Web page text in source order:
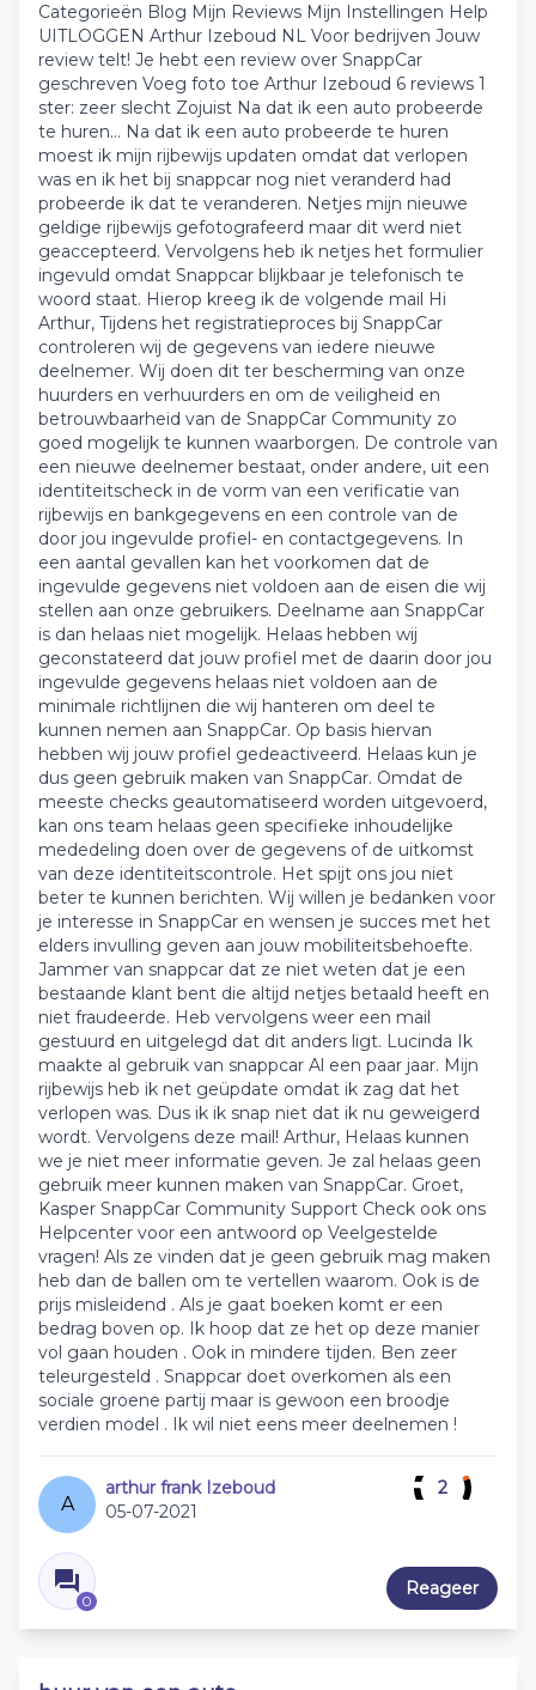
Categorieën Blog Mijn Reviews Mijn Instellingen Help
UITLOGGEN Arthur Izeboud NL Voor bedrijven Jouw
review telt! Je hebt een review over SnappCar
geschreven Voeg foto toe Arthur Izeboud 6 reviews 1
ster: zeer slecht Zojuist Na dat ik een auto probeerde
te huren… Na dat ik een auto probeerde te huren
moest ik mijn rijbewijs updaten omdat dat verlopen
was en ik het bij snappcar nog niet veranderd had
probeerde ik dat te veranderen. Netjes mijn nieuwe
geldige rijbewijs gefotografeerd maar dit werd niet
geaccepteerd. Vervolgens heb ik netjes het formulier
ingevuld omdat Snappcar blijkbaar je telefonisch te
woord staat. Hierop kreeg ik de volgende mail Hi
Arthur, Tijdens het registratieproces bij SnappCar
controleren wij de gegevens van iedere nieuwe
deelnemer. Wij doen dit ter bescherming van onze
huurders en verhuurders en om de veiligheid en
betrouwbaarheid van de SnappCar Community zo
goed mogelijk te kunnen waarborgen. De controle van
een nieuwe deelnemer bestaat, onder andere, uit een
identiteitscheck in de vorm van een verificatie van
rijbewijs en bankgegevens en een controle van de
door jou ingevulde profiel- en contactgegevens. In
een aantal gevallen kan het voorkomen dat de
ingevulde gegevens niet voldoen aan de eisen die wij
stellen aan onze gebruikers. Deelname aan SnappCar
is dan helaas niet mogelijk. Helaas hebben wij
geconstateerd dat jouw profiel met de daarin door jou
ingevulde gegevens helaas niet voldoen aan de
minimale richtlijnen die wij hanteren om deel te
kunnen nemen aan SnappCar. Op basis hiervan
hebben wij jouw profiel gedeactiveerd. Helaas kun je
dus geen gebruik maken van SnappCar. Omdat de
meeste checks geautomatiseerd worden uitgevoerd,
kan ons team helaas geen specifieke inhoudelijke
mededeling doen over de gegevens of de uitkomst
van deze identiteitscontrole. Het spijt ons jou niet
beter te kunnen berichten. Wij willen je bedanken voor
je interesse in SnappCar en wensen je succes met het
elders invulling geven aan jouw mobiliteitsbehoefte.
Jammer van snappcar dat ze niet weten dat je een
bestaande klant bent die altijd netjes betaald heeft en
niet fraudeerde. Heb vervolgens weer een mail
gestuurd en uitgelegd dat dit anders ligt. Lucinda Ik
maakte al gebruik van snappcar Al een paar jaar. Mijn
rijbewijs heb ik net geüpdate omdat ik zag dat het
verlopen was. Dus ik ik snap niet dat ik nu geweigerd
wordt. Vervolgens deze mail! Arthur, Helaas kunnen
we je niet meer informatie geven. Je zal helaas geen
gebruik meer kunnen maken van SnappCar. Groet,
Kasper SnappCar Community Support Check ook ons
Helpcenter voor een antwoord op Veelgestelde
vragen! Als ze vinden dat je geen gebruik mag maken
heb dan de ballen om te vertellen waarom. Ook is de
prijs misleidend . Als je gaat boeken komt er een
bedrag boven op. Ik hoop dat ze het op deze manier
vol gaan houden . Ook in mindere tijden. Ben zeer
teleurgesteld . Snappcar doet overkomen als een
sociale groene partij maar is gewoon een broodje
verdien model . Ik wil niet eens meer deelnemen !
A
arthur frank Izeboud
05-07-2021
0
2
Reageer